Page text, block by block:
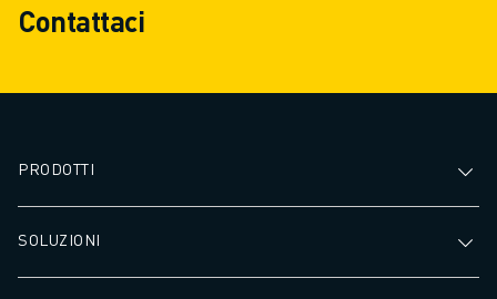
Contattaci
PRODOTTI
SOLUZIONI